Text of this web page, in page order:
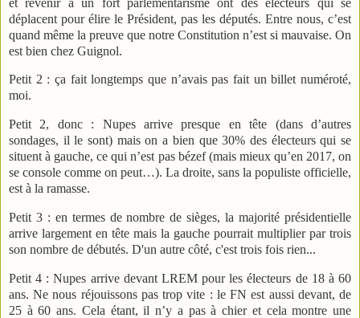
déplacent pour élire le Président, pas les députés. Entre nous, c’est
quand même la preuve que notre Constitution n’est si mauvaise. On
est bien chez Guignol.
Petit 2 : ça fait longtemps que n’avais pas fait un billet numéroté,
moi.
Petit 2, donc : Nupes arrive presque en tête (dans d’autres
sondages, il le sont) mais on a bien que 30% des électeurs qui se
situent à gauche, ce qui n’est pas bézef (mais mieux qu’en 2017, on
se console comme on peut…). La droite, sans la populiste officielle,
est à la ramasse.
Petit 3 : en termes de nombre de sièges, la majorité présidentielle
arrive largement en tête mais la gauche pourrait multiplier par trois
son nombre de débutés. D'un autre côté, c'est trois fois rien...
Petit 4 : Nupes arrive devant LREM pour les électeurs de 18 à 60
ans. Ne nous réjouissons pas trop vite : le FN est aussi devant, de
25 à 60 ans. Cela étant, il n’y a pas à chier et cela montre une